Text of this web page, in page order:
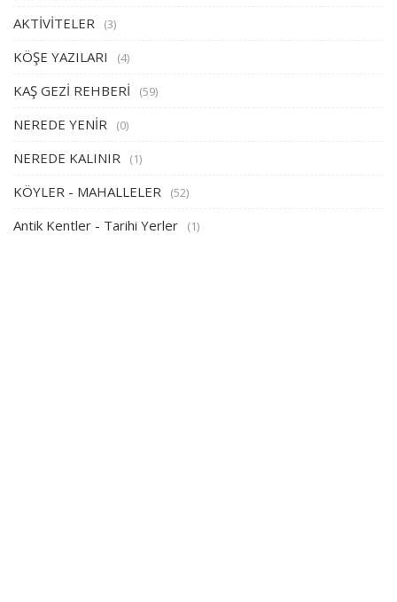
AKTİVİTELER (3)
KÖŞE YAZILARI (4)
KAŞ GEZİ REHBERİ (59)
NEREDE YENİR (0)
NEREDE KALINIR (1)
KÖYLER - MAHALLELER (52)
Antik Kentler - Tarihi Yerler (1)